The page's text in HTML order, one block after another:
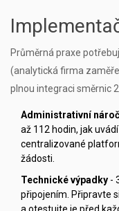
Průměrná praxe
(analytická firma
plnou integraci směrnic
Administrativní
až 112 hodin, jak
centralizované
žádosti.
Technické výpadky -
připojením. Připravte